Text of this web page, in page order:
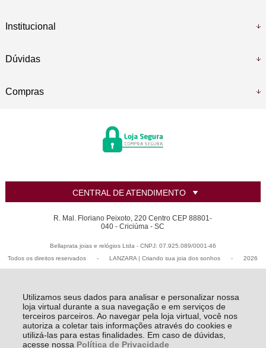
Utilizamos seus dados para analisar e personalizar nossa
loja virtual durante a sua navegação e em serviços de
terceiros parceiros. Ao navegar pela loja virtual, você nos
autoriza a coletar tais informações através do cookies e
utilizá-las para estas finalidades. Em caso de dúvidas,
acesse nossa Política de Privacidade
Institucional
Dúvidas
Compras
CENTRAL DE ATENDIMENTO
R. Mal. Floriano Peixoto, 220 Centro CEP 88801-
040 - Criciúma - SC
Bellaprata joias e relógios Ltda - CNPJ: 07.925.089/0001-46
Todos os direitos reservados
- LANZARA | Criando sua joia dos sonhos - 2026